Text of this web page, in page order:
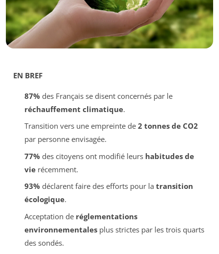
EN BREF
87% des Français se disent concernés par le
réchauffement climatique.
Transition vers une empreinte de 2 tonnes de CO2
par personne envisagée.
77% des citoyens ont modifié leurs habitudes de
vierécemment.
93% déclarent faire des efforts pour la transition
écologique.
Acceptation de réglementations
environnementalesplus strictes par les trois quarts
des sondés.